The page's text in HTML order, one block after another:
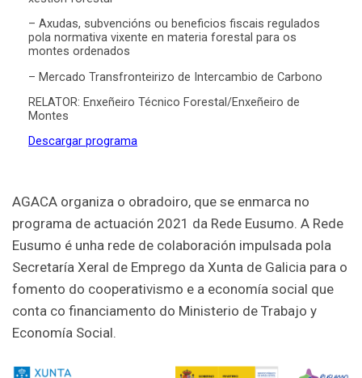
– Axudas, subvencións ou beneficios fiscais regulados
pola normativa vixente en materia forestal para os
montes ordenados
– Mercado Transfronteirizo de Intercambio de Carbono
RELATOR: Enxeñeiro Técnico Forestal/Enxeñeiro de
Montes
Descargar programa
AGACA organiza o obradoiro, que se enmarca no
programa de actuación 2021 da Rede Eusumo. A Rede
Eusumo é unha rede de colaboración impulsada pola
Secretaría Xeral de Emprego da Xunta de Galicia para o
fomento do cooperativismo e a economía social que
conta co financiamento do Ministerio de Trabajo y
Economía Social.